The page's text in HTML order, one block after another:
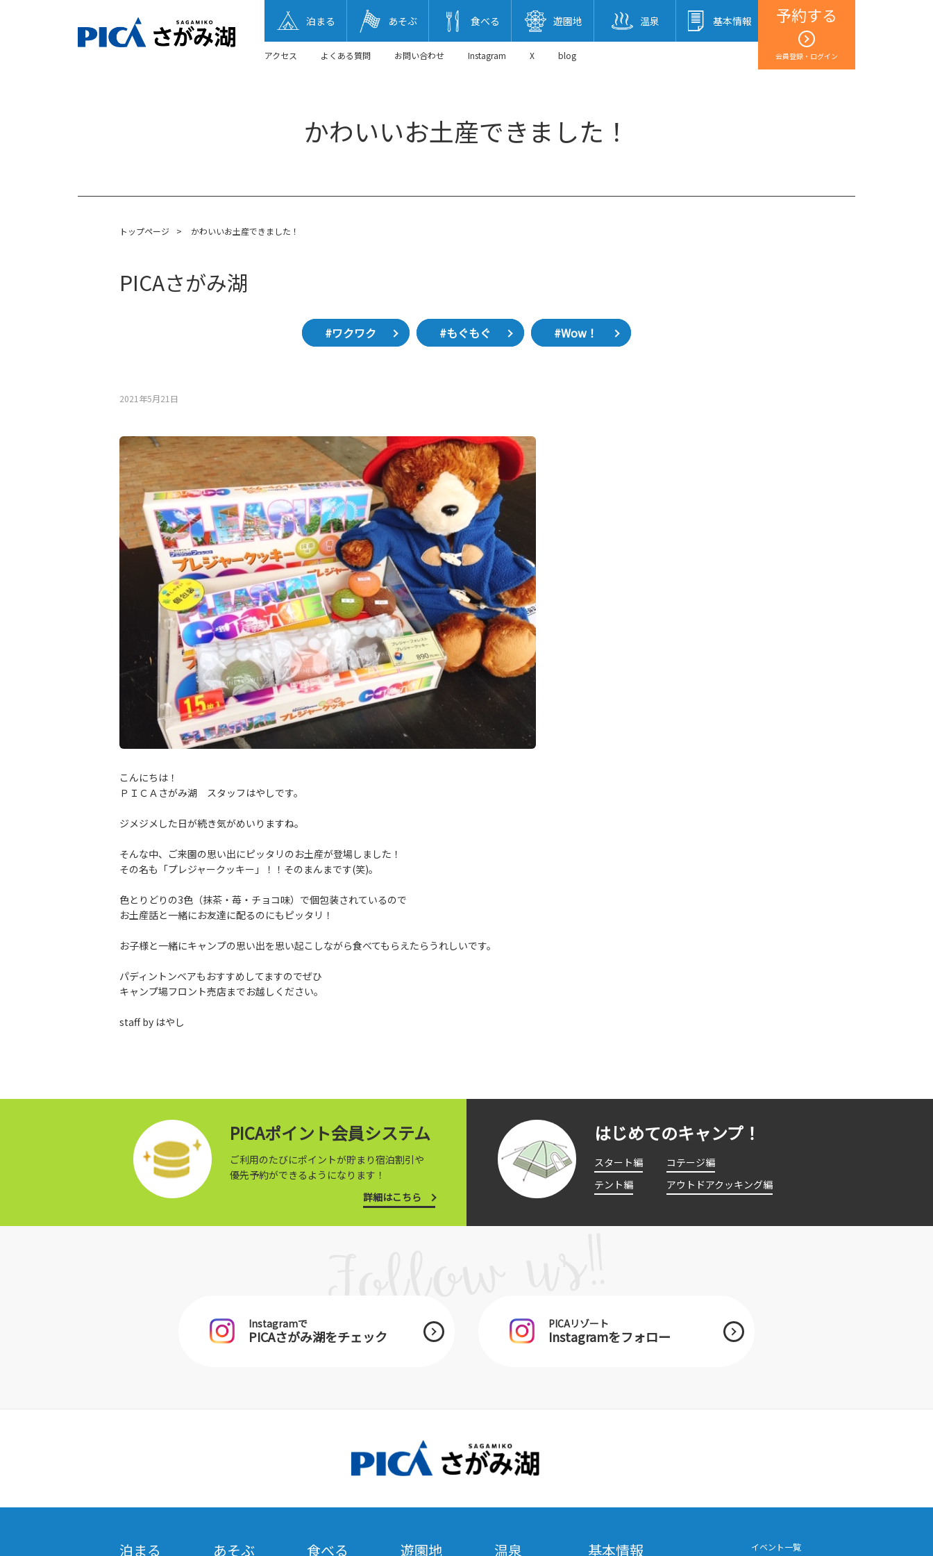
予約する
会員登録・ログイン
泊まる あそぶ 食べる 遊園地 温泉 基本情報
アクセス よくある質問 お問い合わせ Instagram X blog
かわいいお土産できました！
トップページ > かわいいお土産できました！
PICAさがみ湖
#ワクワク #もぐもぐ #Wow！
2021年5月21⽇
こんにちは！
ＰＩＣＡさがみ湖 スタッフはやしです。
ジメジメした日が続き気がめいりますね。
そんな中、ご来園の思い出にピッタリのお土産が登場しました！
その名も「プレジャークッキー」！！そのまんまです(笑)。
色とりどりの3色（抹茶・苺・チョコ味）で個包装されているので
お土産話と一緒にお友達に配るのにもピッタリ！
お子様と一緒にキャンプの思い出を思い起こしながら食べてもらえたらうれしいです。
パディントンベアもおすすめしてますのでぜひ
キャンプ場フロント売店までお越しください。
staff by はやし
PICAポイント会員システム
ご利用のたびにポイントが貯まり宿泊割引や
優先予約ができるようになります！
詳細はこちら
はじめてのキャンプ！
スタート編
コテージ編
テント編
アウトドアクッキング編
Instagramで
PICAさがみ湖をチェック
PICAリゾート
Instagramをフォロー
泊まる あそぶ 食べる 遊園地 温泉 基本情報 イベント一覧